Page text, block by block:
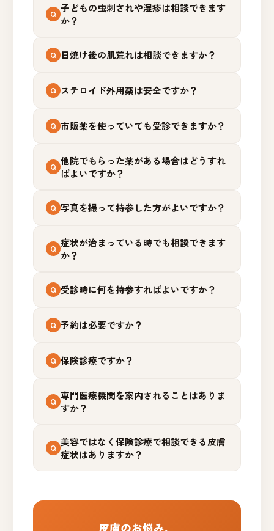
子どもの虫刺されや湿疹は相談できます
か？
日焼け後の肌荒れは相談できますか？
ステロイド外用薬は安全ですか？
市販薬を使っていても受診できますか？
他院でもらった薬がある場合はどうすれ
ばよいですか？
写真を撮って持参した方がよいですか？
症状が治まっている時でも相談できます
か？
受診時に何を持参すればよいですか？
予約は必要ですか？
保険診療ですか？
専門医療機関を案内されることはありま
すか？
美容ではなく保険診療で相談できる皮膚
症状はありますか？
皮膚のお悩み、